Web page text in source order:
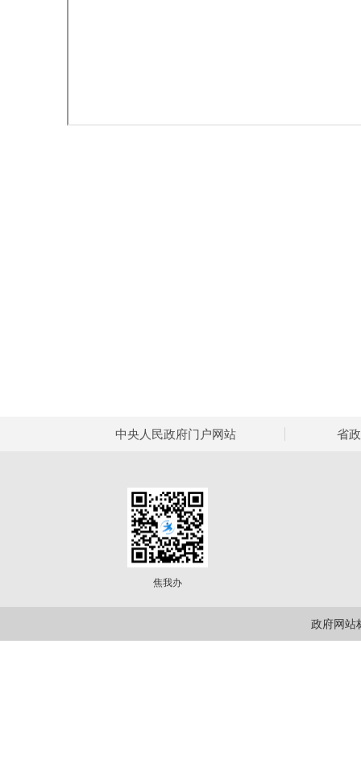
中央人民政府门户网站 省
焦我办
政府网站